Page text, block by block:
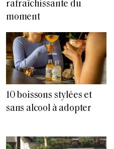
rafraîchissante du
moment
10 boissons stylées et
sans alcool à adopter